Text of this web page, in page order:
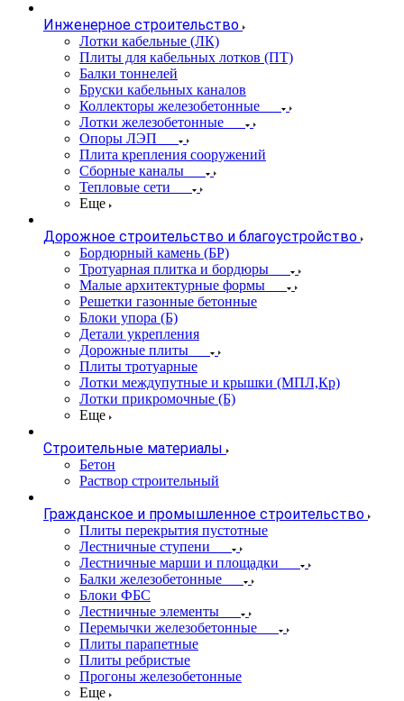
Инженерное строительство
Лотки кабельные (ЛК)
Плиты для кабельных лотков (ПТ)
Балки тоннелей
Бруски кабельных каналов
Коллекторы железобетонные
Лотки железобетонные
Опоры ЛЭП
Плита крепления сооружений
Сборные каналы
Тепловые сети
Еще
Дорожное строительство и благоустройство
Бордюрный камень (БР)
Тротуарная плитка и бордюры
Малые архитектурные формы
Решетки газонные бетонные
Блоки упора (Б)
Детали укрепления
Дорожные плиты
Плиты тротуарные
Лотки междупутные и крышки (МПЛ,Кр)
Лотки прикромочные (Б)
Еще
Строительные материалы
Бетон
Раствор строительный
Гражданское и промышленное строительство
Плиты перекрытия пустотные
Лестничные ступени
Лестничные марши и площадки
Балки железобетонные
Блоки ФБС
Лестничные элементы
Перемычки железобетонные
Плиты парапетные
Плиты ребристые
Прогоны железобетонные
Еще